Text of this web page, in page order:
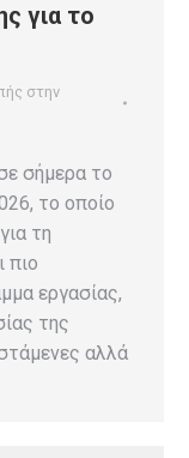
για το
στην
σήμερα το
το οποίο
τη
πιο
εργασίας,
της
αλλά